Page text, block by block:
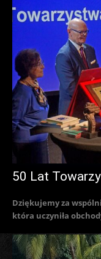
50 Lat
Dziękujemy za
która uczyniła